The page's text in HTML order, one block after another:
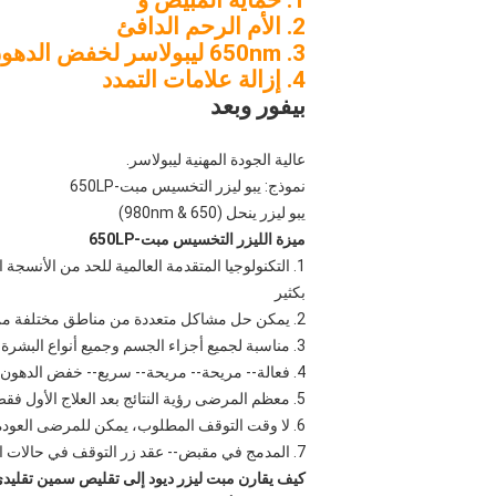
2. الأم الرحم الدافئ
3. 650nm ليبولاسر لخفض الدهون البطن
4. إزالة علامات التمدد
بيفور وبعد
عالية الجودة المهنية ليبولاسر.
نموذج: يبو ليزر التخسيس مبت-650LP
يبو ليزر ينحل (650 & 980nm)
ميزة الليزر التخسيس مبت-650LP
بكثير
2. يمكن حل مشاكل متعددة من مناطق مختلفة من الجسم: الخصر، البطن، الظهر، الأرداف والفخذ المناطق، الأسلحة و تحت السلاح، الخ.
3. مناسبة لجميع أجزاء الجسم وجميع أنواع البشرة.
4. فعالة-- مريحة-- مريحة-- سريع-- خفض الدهون مريحة.
5. معظم المرضى رؤية النتائج بعد العلاج الأول فقط.
6. لا وقت التوقف المطلوب، يمكن للمرضى العودة إلى الأنشطة العادية مباشرة بعد العلاجات.
7. المدمج في مقبض-- عقد زر التوقف في حالات الطوارئ يعطي المرضى القدرة على السيطرة عليها.
كيف يقارن مبت ليزر ديود إلى تقليص سمين